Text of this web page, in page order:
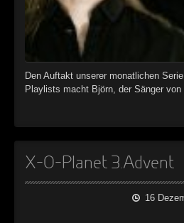
Den Auftakt unserer monatlichen
Playlists macht Björn, der Sänger von
X-O-Planet 3.Advent
16